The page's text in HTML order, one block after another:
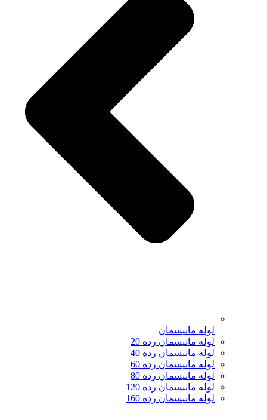
لوله مانیسمان
لوله مانیسمان رده 20
لوله مانیسمان رده 40
لوله مانیسمان رده 60
لوله مانیسمان رده 80
لوله مانیسمان رده 120
لوله مانیسمان رده 160